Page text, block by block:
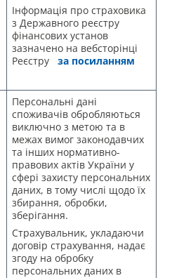
Інформація про страховика
з Державного реєстру
фінансових установ
зазначено на вебсторінці
Реєстру за посиланням
Персональні дані
споживачів обробляються
виключно з метою та в
межах вимог законодавчих
та інших нормативно-
правових актів України у
сфері захисту персональних
даних, в тому числі щодо їх
збирання, обробки,
зберігання.
Страхувальник, укладаючи
договір страхування, надає
згоду на обробку
персональних даних в